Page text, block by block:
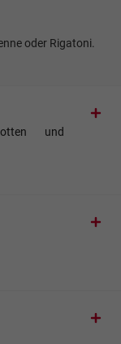
oder Rigatoni.
und